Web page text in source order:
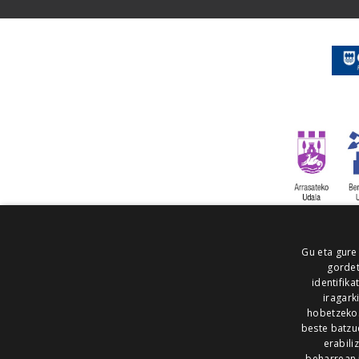
Gu eta
hobetzeko.
beste